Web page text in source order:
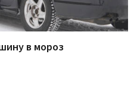
в мороз